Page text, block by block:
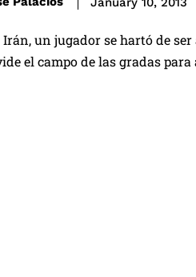
un jugador se hartó de
el campo de las gradas